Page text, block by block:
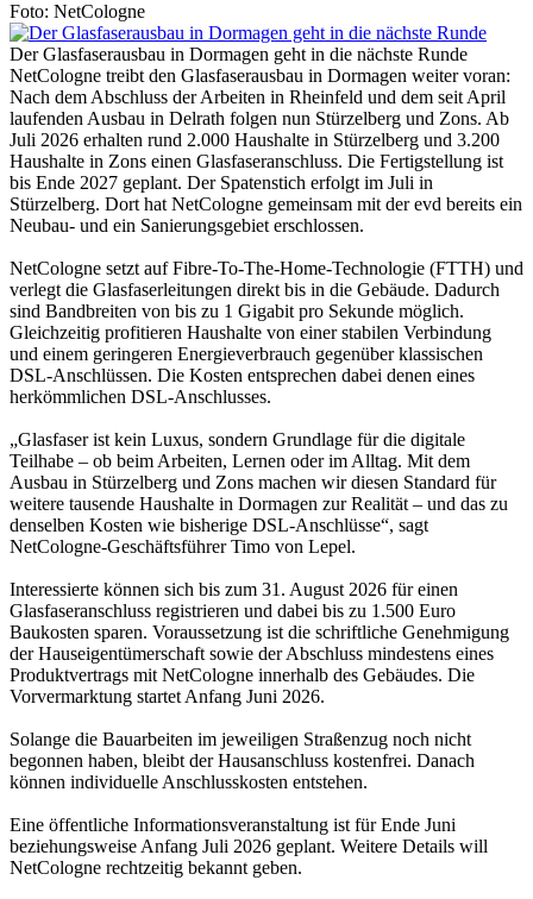
Foto: NetCologne
Der Glasfaserausbau in Dormagen geht in die nächste Runde
NetCologne treibt den Glasfaserausbau in Dormagen weiter voran:
Nach dem Abschluss der Arbeiten in Rheinfeld und dem seit April
laufenden Ausbau in Delrath folgen nun Stürzelberg und Zons. Ab
Juli 2026 erhalten rund 2.000 Haushalte in Stürzelberg und 3.200
Haushalte in Zons einen Glasfaseranschluss. Die Fertigstellung ist
bis Ende 2027 geplant. Der Spatenstich erfolgt im Juli in
Stürzelberg. Dort hat NetCologne gemeinsam mit der evd bereits ein
Neubau- und ein Sanierungsgebiet erschlossen.
NetCologne setzt auf Fibre-To-The-Home-Technologie (FTTH) und
verlegt die Glasfaserleitungen direkt bis in die Gebäude. Dadurch
sind Bandbreiten von bis zu 1 Gigabit pro Sekunde möglich.
Gleichzeitig profitieren Haushalte von einer stabilen Verbindung
und einem geringeren Energieverbrauch gegenüber klassischen
DSL-Anschlüssen. Die Kosten entsprechen dabei denen eines
herkömmlichen DSL-Anschlusses.
„Glasfaser ist kein Luxus, sondern Grundlage für die digitale
Teilhabe – ob beim Arbeiten, Lernen oder im Alltag. Mit dem
Ausbau in Stürzelberg und Zons machen wir diesen Standard für
weitere tausende Haushalte in Dormagen zur Realität – und das zu
denselben Kosten wie bisherige DSL-Anschlüsse“, sagt
NetCologne-Geschäftsführer Timo von Lepel.
Interessierte können sich bis zum 31. August 2026 für einen
Glasfaseranschluss registrieren und dabei bis zu 1.500 Euro
Baukosten sparen. Voraussetzung ist die schriftliche Genehmigung
der Hauseigentümerschaft sowie der Abschluss mindestens eines
Produktvertrags mit NetCologne innerhalb des Gebäudes. Die
Vorvermarktung startet Anfang Juni 2026.
Solange die Bauarbeiten im jeweiligen Straßenzug noch nicht
begonnen haben, bleibt der Hausanschluss kostenfrei. Danach
können individuelle Anschlusskosten entstehen.
Eine öffentliche Informationsveranstaltung ist für Ende Juni
beziehungsweise Anfang Juli 2026 geplant. Weitere Details will
NetCologne rechtzeitig bekannt geben.